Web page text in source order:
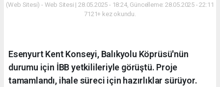
(Web Sitesi) - Web Sitesi | 28.05.2025 - 18:24, Güncelleme: 28.05.2025 - 22:11
7121+ kez okundu.
Esenyurt Kent Konseyi, Balıkyolu Köprüsü'nün
durumu için İBB yetkilileriyle görüştü. Proje
tamamlandı, ihale süreci için hazırlıklar sürüyor.